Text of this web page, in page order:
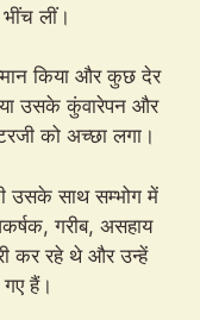
लीं।
किया और कुछ देर
उसके कुंवारेपन और
को अच्छा लगा।
उसके साथ सम्भोग में
गरीब, असहाय
कर रहे थे और उन्हें
हैं।